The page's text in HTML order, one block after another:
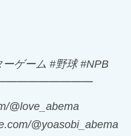
ゲーム #野球 #NPB
@love_abema
@yoasobi_abema